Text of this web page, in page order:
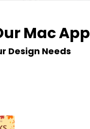
Mac App
Design Needs